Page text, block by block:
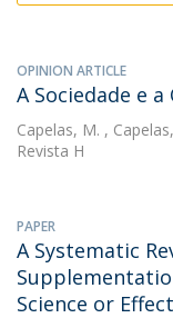
OPINION ARTICLE
A Sociedade e
Capelas, M. ,
Revista H
PAPER
A Systematic
Science or